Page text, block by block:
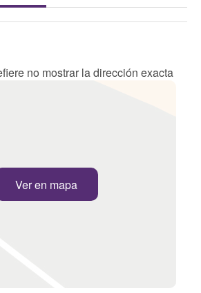
no mostrar la dirección exacta
Ver en mapa